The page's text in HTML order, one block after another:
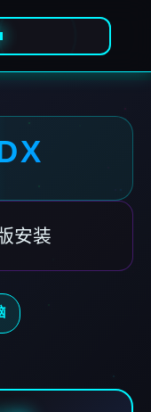
安装